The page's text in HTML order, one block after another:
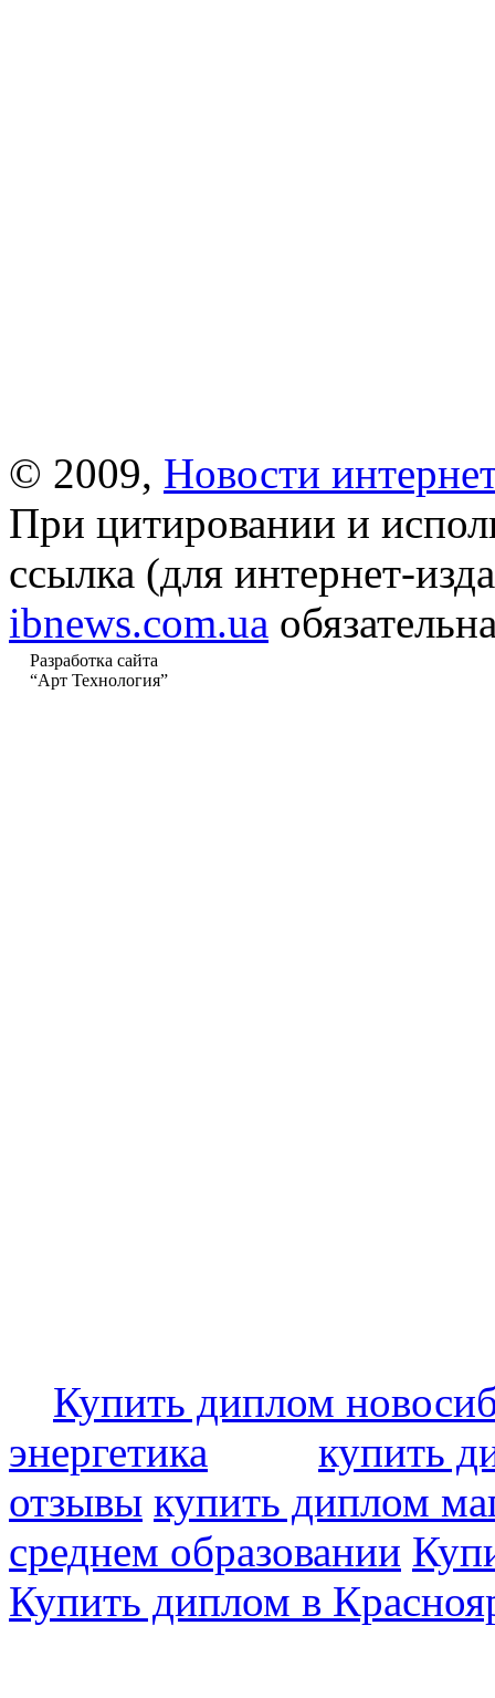
© 2009, Новости
При цитировании и
ссылка (для интернет-
ibnews.com.ua
Разработка сайта
“Арт Технология”
Купить диплом
энергетика
купить
отзывы купить диплом
среднем образовании
Купить диплом в